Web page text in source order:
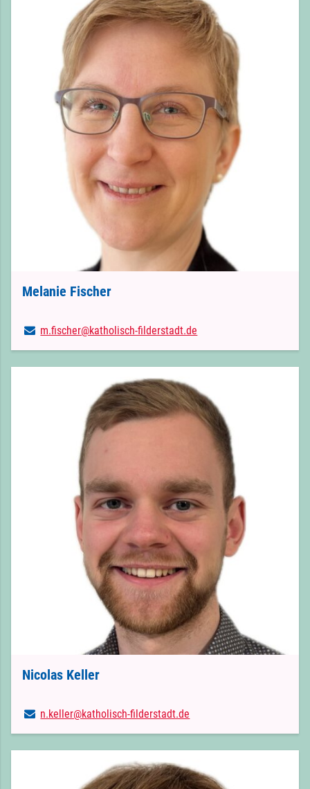
Melanie Fischer
m.​fischer@​katholisch-filderstadt.​de
Nicolas Keller
n.​keller@​katholisch-filderstadt.​de